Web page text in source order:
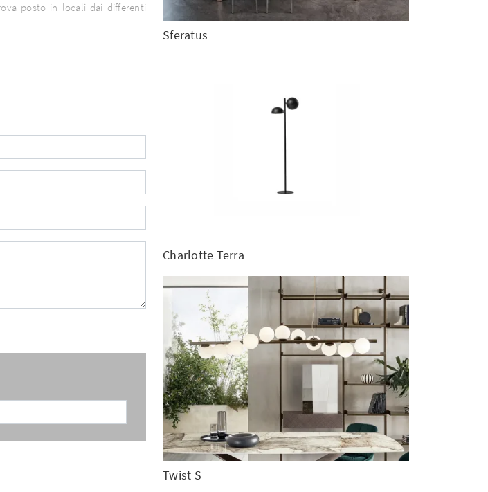
posto in locali dai differenti
Sferatus
Charlotte Terra
Twist S